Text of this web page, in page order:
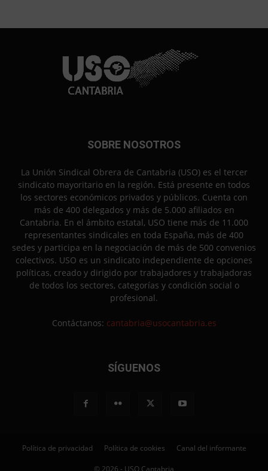
SOBRE NOSOTROS
La Unión Sindical Obrera de Cantabria (USO) es el tercer
sindicato mayoritario en la región. Está presente en todos
los sectores económicos privados y públicos. Cuenta con
más de 400 delegados y más de 5.000 afiliados en
Cantabria. En el ámbito estatal, USO tiene más de 11.000
representantes sindicales en toda España, más de 400
sedes y participa en la negociación de más de 500 convenios
colectivos. USO es un sindicato independiente de opciones
políticas, creado y dirigido por trabajadores y trabajadoras
de todos los sectores, categorías y condición social o
profesional.
Contáctanos: cantabria@usocantabria.es
SÍGUENOS
Política de privacidad Política de cookies Canal del informante
© 2026 - USO Cantabria